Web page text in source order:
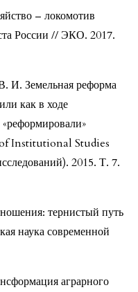
– локомотив
России // ЭКО. 2017.
И. Земельная реформа
как в ходе
Institutional Studies
2015. Т. 7.
тернистый путь
наука современной
аграрного